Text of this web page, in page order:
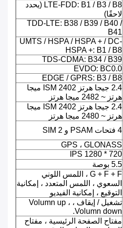
LTE-FDD: B1 / B3 / B8 (يحدد
لاحقًا)
TDD-LTE: B38 / B39 / B40 /
B41
UMTS / HSPA / HSPA + / DC-
HSPA +: B1 / B8
TDS-CDMA: B34 / B39
EVDO: BC0.0
EDGE / GPRS: B3 / B8
2.4 جيجا هرتز ISM 2402 ميجا
هرتز ~ 2482 ميجا هرتز
2.4 جيجا هرتز ISM 2402 ميجا
هرتز ~ 2480 ميجا هرتز
4 فتحات PSAM و 2 SIM
GPS ، GLONASS
720 * 1280 IPS
5.5 بوصة
G + F + F ، اللمس اللوني
السعوي ، اللمس المتعدد ، إمكانية
التوقيع ، إمكانية الفيديو
تشغيل / إيقاف ، Volumn up ،
Volumn down.
مفتاح الصفحة الرئيسية ، مفتاح